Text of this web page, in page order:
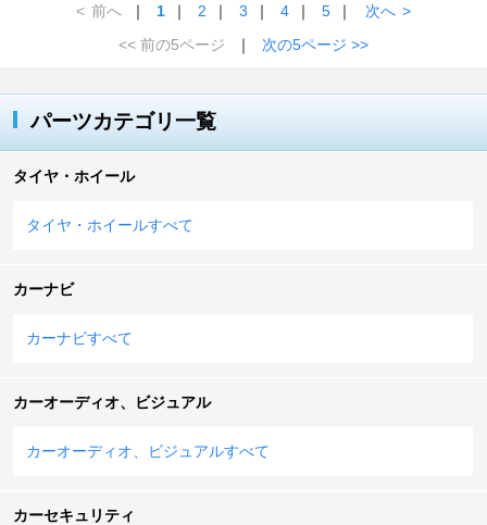
< 前へ ｜ 1 ｜ 2 ｜ 3 ｜ 4 ｜ 5 ｜ 次へ >
<< 前の5ページ
｜ 次の5ページ >>
パーツカテゴリ一覧
タイヤ・ホイール
タイヤ・ホイールすべて
カーナビ
カーナビすべて
カーオーディオ、ビジュアル
カーオーディオ、ビジュアルすべて
カーセキュリティ